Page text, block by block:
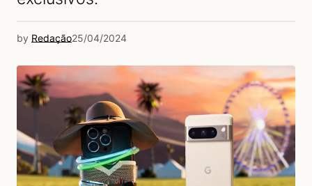
by Redação25/04/2024